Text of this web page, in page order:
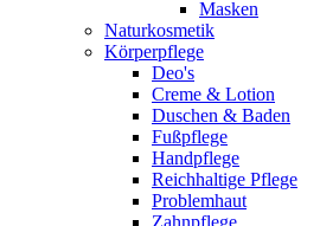
Masken
Naturkosmetik
Körperpflege
Deo's
Creme & Lotion
Duschen & Baden
Fußpflege
Handpflege
Reichhaltige Pflege
Problemhaut
Zahnpflege